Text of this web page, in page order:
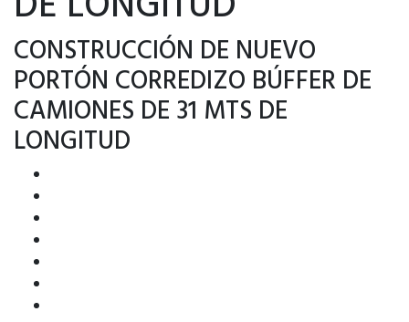
CONSTRUCCIÓN DE NUEVO
PORTÓN CORREDIZO BÚFFER DE
CAMIONES DE 31 MTS DE
LONGITUD